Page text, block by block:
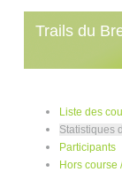
Trails du
Liste des
Statistiques
Participants
Hors course